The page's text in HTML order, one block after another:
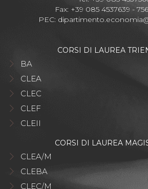
Fax: +39 085 4537639 -
PEC:
CORSI DI LAUREA
BA
CLEA
CLEC
CLEF
CLEII
CORSI DI LAUREA
CLEA/M
CLEBA
CLEC/M